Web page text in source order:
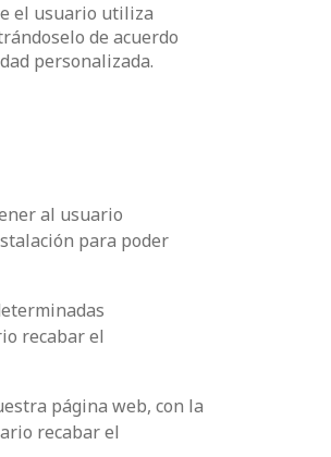
el usuario utiliza
de acuerdo
personalizada.
al usuario
para poder
recabar el
página web, con la
recabar el